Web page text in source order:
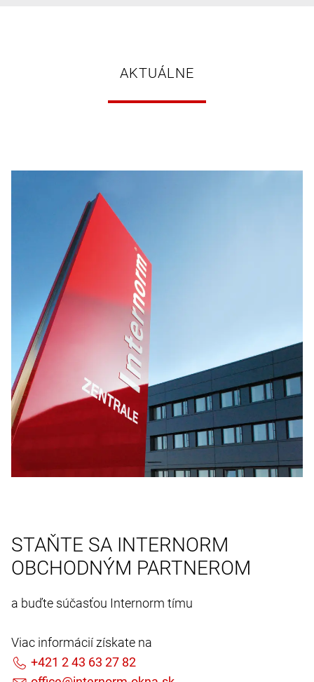
AKTUÁLNE
STAŇTE SA INTERNORM
OBCHODNÝM PARTNEROM
a buďte súčasťou Internorm tímu
Viac informácií získate na